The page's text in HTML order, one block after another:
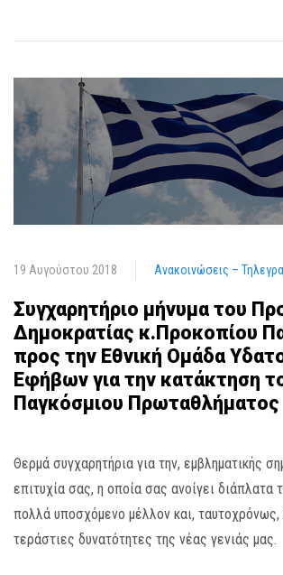
19 Αυγούστου 2018 Ανακοινώσεις –
Συγχαρητήριο μήνυμα του
Δημοκρατίας κ.Προκοπίου
προς την Εθνική Ομάδα
Εφήβων για την κατάκτηση
Παγκόσμιου Πρωταθλήματος
Θερμά συγχαρητήρια για την, εμβληματικής
επιτυχία σας, η οποία σας ανοίγει διάπλατα
πολλά υποσχόμενο μέλλον και, ταυτοχρόνως,
τεράστιες δυνατότητες της νέας γενιάς μας.